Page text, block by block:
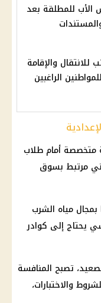
للمطلقة بعد
للانتقال والإقامة
الراغبين
متخصصة أمام طلاب
فني مرتبط بسوق
مياه الشرب
يحتاج إلى كوادر
في الصعيد، تصبح المنافسة
والاختبارات،